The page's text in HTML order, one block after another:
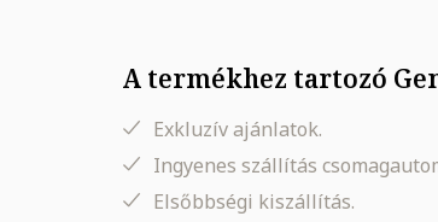
A termékhez tartozó
Exkluzív ajánlatok.
Ingyenes szállítás
Elsőbbségi kiszállítás.